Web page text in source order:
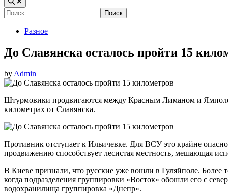
Найти:
PostedРазное
До Славянска осталось пройти 15
byAdmin
Штурмовики продвигаются между Красным Лиманом и
километрах от Славянска.
Противник отступает к Ильичевке. Для ВСУ это крайне
продвижению способствует лесистая местность, мешающая
В Киеве признали, что русские уже вошли в Гуляйполе. Более
когда подразделения группировки «Восток» обошли его с
водохранилища группировка «Днепр».